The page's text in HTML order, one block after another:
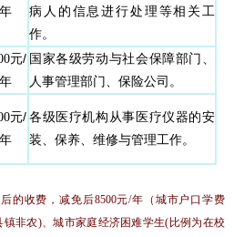
年
病人的信息进行处理等相关工
作。
元/
年
国家各级劳动与社会保障部门、
人事管理部门、保险公司。
元/
年
各级医疗机构从事医疗仪器的安
装、保养、维修与管理工作。
的收费，减免后8500元/年（城市户口学费
镇非农)、城市家庭经济困难学生(比例为在校